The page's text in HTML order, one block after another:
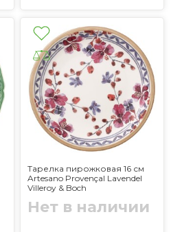
Тарелка пирожковая 16 см
Artesano Provençal Lavendel
Villeroy & Boch
Нет в наличии